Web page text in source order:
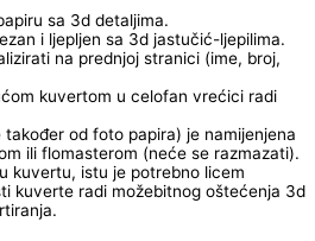
sa 3d detaljima.
i ljepljen sa 3d jastučić-ljepilima.
na prednjoj stranici (ime, broj,
kuvertom u celofan vrećici radi
od foto papira) je namijenjena
ili flomasterom (neće se razmazati).
kuvertu, istu je potrebno licem
kuverte radi možebitnog oštećenja 3d